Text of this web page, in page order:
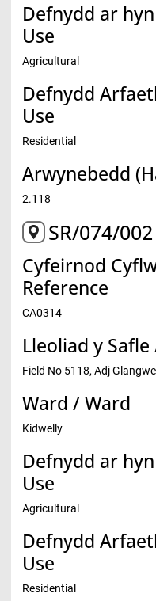
Defnydd ar
Use
Agricultural
Defnydd
Use
Residential
Arwynebedd
2.118
SR/074/002
Cyfeirnod
Reference
CA0314
Lleoliad y
Field No 5118, Adj
Ward / Ward
Kidwelly
Defnydd ar
Use
Agricultural
Defnydd
Use
Residential